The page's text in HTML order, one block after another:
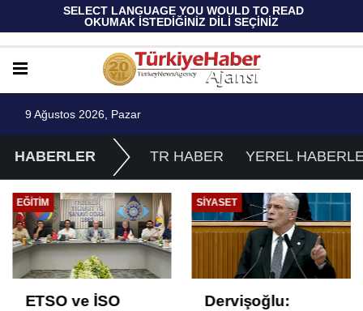
SELECT LANGUAGE YOU WOULD TO READ
OKUMAK İSTEDİĞİNİZ DİLİ SEÇİNİZ
9 Ağustos 2026, Pazar
HABERLER TR HABER YEREL
EĞITIM
ETSO ve İSO
SIYASET
Dervişoğlu: